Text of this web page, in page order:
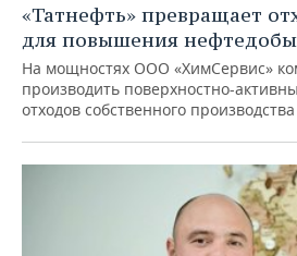
«Татнефть» превращает
для повышения
На мощностях ООО «ХимСервис»
производить поверхностно-
отходов собственного производства